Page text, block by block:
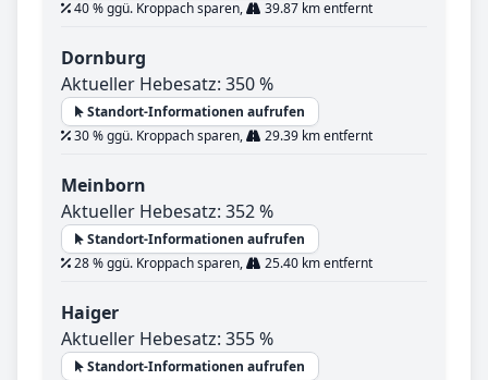
40 % ggü. Kroppach sparen, 39.87 km entfernt
Dornburg
Aktueller Hebesatz: 350 %
Standort-Informationen aufrufen
30 % ggü. Kroppach sparen,
29.39 km entfernt
Meinborn
Aktueller Hebesatz: 352 %
Standort-Informationen aufrufen
28 % ggü. Kroppach sparen,
25.40 km entfernt
Haiger
Aktueller Hebesatz: 355 %
Standort-Informationen aufrufen